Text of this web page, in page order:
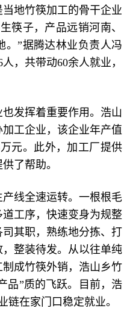
地竹筷加工的骨干企业
筷子，产品远销河南、
。”据腾达林业负责人冯
，共带动60余人就业，
发挥着重要作用。浩山
工企业，该企业年产值
元。此外，加工厂提供
了帮助。
线全速运转。一根根毛
工序，快速变身为规整
其职，熟练地分拣、打
整装待发。从以往单纯
成竹筷外销，浩山乡竹
品”质的飞跃。目前，浩
链在家门口稳定就业。